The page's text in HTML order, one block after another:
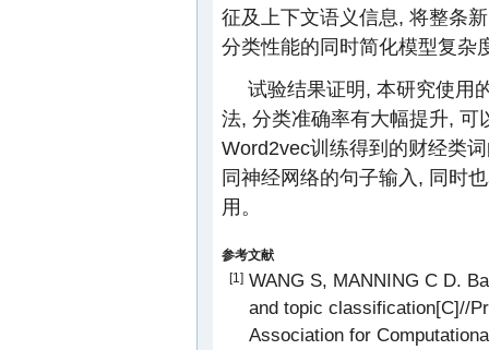
征及上下文语义信息, 将整条
分类性能的同时简化模型复杂
试验结果证明, 本研究使用
法, 分类准确率有大幅提升,
Word2vec训练得到的财经类
同神经网络的句子输入, 同时
用。
参考文献
[1] WANG S, MANNING C D.
and topic classification[C]//
Association for